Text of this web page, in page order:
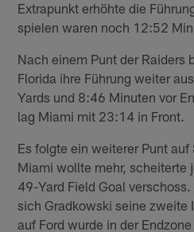
Extrapunkt erhöhte die
spielen waren noch 12:52
Nach einem Punt der Raiders
Florida ihre Führung weiter
Yards und 8:46 Minuten vor
lag Miami mit 23:14 in Front.
Es folgte ein weiterer Punt auf
Miami wollte mehr, scheiterte
49-Yard Field Goal
sich Gradkowski seine zweite
auf Ford wurde in der